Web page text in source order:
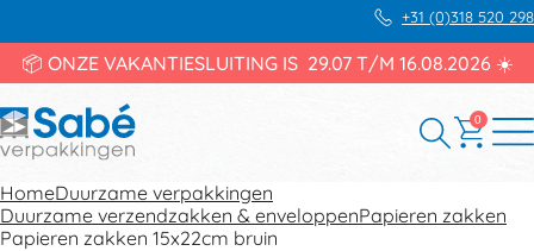
+31 (0)318 520 298
📦 ONZE VAKANTIESLUITING IS 29.07 T/M 16.08.2026 ☀️
0
HomeDuurzame verpakkingen
Duurzame verzendzakken & enveloppenPapieren zakken
Papieren zakken 15x22cm bruin